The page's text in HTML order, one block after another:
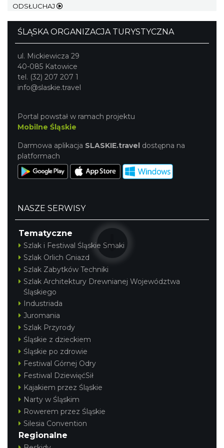
Chorzów
Dzień Kartofla w chorzowskim skansenie
Chorzów
O zbożach, chlebie i ziołach
Chorzów
Śląsko Wilijo
Chorzów
4.50 km
ODSŁUCHAJ
ŚLĄSKA ORGANIZACJA TURYSTYCZNA
ul. Mickiewicza 29
40-085 Katowice
tel. (32) 207 207 1
info@slaskie.travel
Portal powstał w ramach projektu
Mobilne Śląskie
Darmowa aplikacja SLASKIE.travel dostępna na
platformach
NASZE SERWISY
Tematyczne
Szlak i Festiwal Śląskie Smaki
Szlak Orlich Gniazd
Szlak Zabytków Techniki
Szlak Architektury Drewnianej Województwa
Śląskiego
Industriada
Juromania
Szlak Przyrody
Śląskie z dzieckiem
Śląskie po zdrowie
Festiwal Górnej Odry
Festiwal DziewięćSił
Kajakiem przez Śląskie
Narty w Śląskim
Rowerem przez Śląskie
Silesia Convention
Regionalne